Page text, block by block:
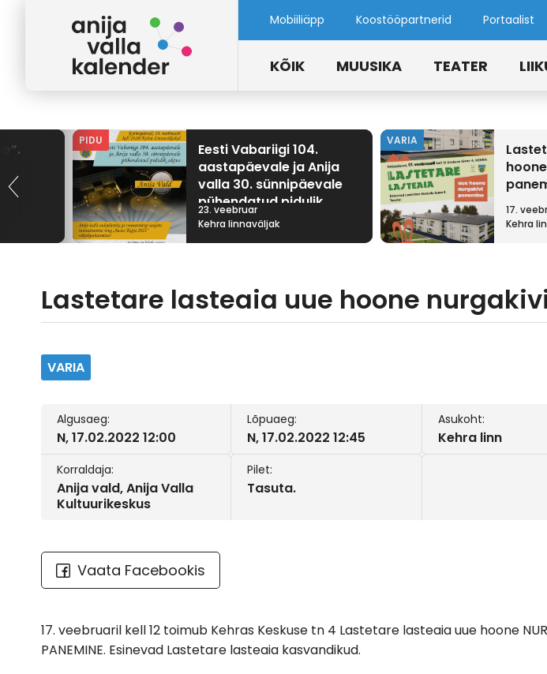
Mobiiliäpp Koostööpartnerid Portaalist
KÕIK MUUSIKA TEATER
PIDU
Eesti Vabariigi 104.
aastapäevale ja Anija
valla 30. sünnipäevale
pühendatud pidulik
aktus.
23. veebruar
Kehra linnaväljak
VARIA
17.
Kehra
Lastetare lasteaia uue hoone
VARIA
Algusaeg:
N, 17.02.2022 12:00
Lõpuaeg:
N, 17.02.2022 12:45
Asukoht:
Kehra linn
Korraldaja:
Anija vald, Anija Valla
Kultuurikeskus
Pilet:
Tasuta.
Vaata Facebookis
17. veebruaril kell 12 toimub Kehras Keskuse tn 4 Lastetare lasteaia uue hoone
PANEMINE. Esinevad Lastetare lasteaia kasvandikud.